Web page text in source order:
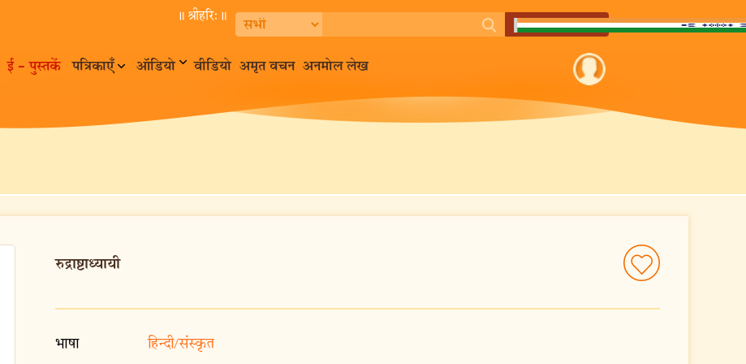
॥ श्रीहरि:॥
ई – पुस्तकें पत्रिकाएँ ऑडियो वीडियो अमृत वचन अनमोल लेख
रुद्राष्टाध्यायी
भाषा हिन्दी/संस्कृत